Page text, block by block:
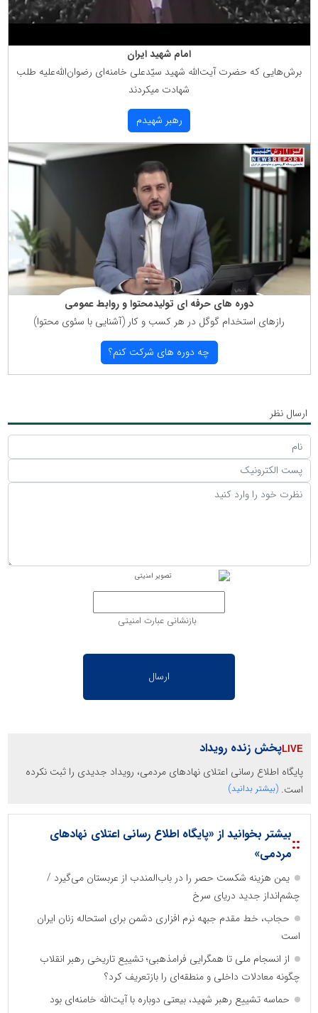
امام شهید ایران
برش‌هایی كه حضرت آیت‌الله شهید سیّدعلی خامنه‌ای رضوان‌الله‌علیه طلب
شهادت میكردند
رهبر شهیدم
دوره های حرفه ای تولیدمحتوا و روابط عمومی
رازهای استخدام گوگل در هر كسب و كار (آشنایی با سئوی محتوا)
چه دوره های شركت كنم؟
ارسال نظر
بازنشانی عبارت امنیتی
پخش زنده رویداد
پایگاه اطلاع رسانی اعتلای نهادهای مردمی، رویداد جدیدی را ثبت نکرده
است. (بیشتر بدانید)
::بیشتر بخوانید از «پایگاه اطلاع رسانی اعتلای نهادهای
مردمی»
یمن هزینه شکست حصر را در باب‌المندب از عربستان می‌گیرد /
چشم‌انداز جدید دریای سرخ
حجاب، خط مقدم جبهه نرم افزاری دشمن برای استحاله زنان ایران
است
از انسجام ملی تا همگرایی فرامذهبی؛ تشییع تاریخی رهبر انقلاب
چگونه معادلات داخلی و منطقه‌ای را بازتعریف کرد؟
حماسه تشییع رهبر شهید، بیعتی دوباره با آیت‌الله خامنه‌ای بود